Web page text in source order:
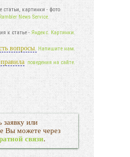
статьи, картинки - фото
Rambler News Service.
к статье - Яндекс. Картинки.
вопросы. Напишите нам.
поведения на сайте.
заявку или
Вы можете через
связи.